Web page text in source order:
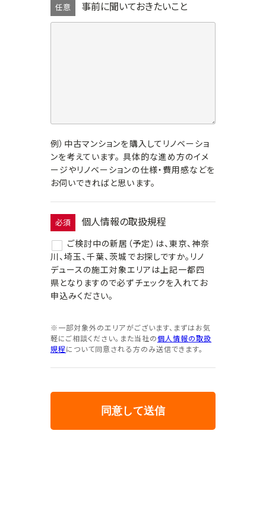
任意 事前に聞いておきたいこと
例）中古マンションを購入してリノベーショ
ンを考えています。 具体的な進め方のイメ
ージやリノベーションの仕様・費用感などを
お伺いできればと思います。
必須 個人情報の取扱規程
ご検討中の新居（予定）は、東京、神奈
川、埼玉、千葉、茨城でお探しですか。リノ
デュースの施工対象エリアは上記一都四
県となりますので必ずチェックを入れてお
申込みください。
※一部対象外のエリアがございます、まずはお気
軽にご相談ください。また当社の個人情報の取扱
規程 について同意される方のみ送信できます。